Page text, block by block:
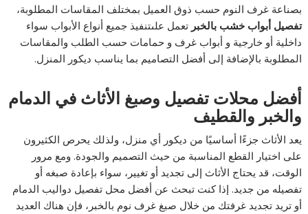
بصناعة غرف النوم حسب ذوق العميل بمختلف المقاسات المطلوبة،
تفصيل أبواب خشب بالخبر تعمل علىتنفيذ جميع أنواع الأبواب سواء
داخلية أو خارجية و أبواب غرف و حمامات حسب الطلب والمقاسات
المطلوبة بالإضافة إلى أفضل التصاميم بما يناسب ديكور المنزل.
أفضل محلات تفصيل وصبغ الأثاث في الدمام
والخبر والقطيف
يعد الأثاث جزءًا أساسيًا من ديكور أي منزل، ولذلك يحرص الكثيرون
على اختيار القطع المناسبة من حيث التصميم والجودة. ومع مرور
الوقت، قد يحتاج الأثاث إلى تجديد أو تغيير، سواء بإعادة صبغه أو
تفصيله من جديد. إذا كنت تبحث عن أفضل محل تفصيل دواليب الدمام
أو تريد تجديد غرفتك من خلال صبغ غرف نوم بالخبر، فإن هناك العديد